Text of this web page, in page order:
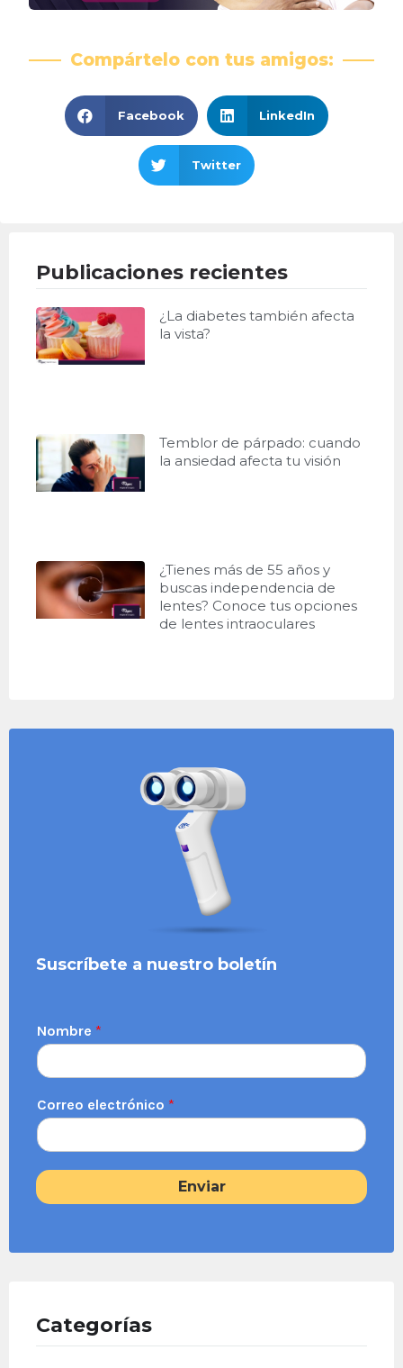
Compártelo con tus amigos:
Facebook LinkedIn
Twitter
Publicaciones recientes
¿La diabetes también afecta
la vista?
Temblor de párpado: cuando
la ansiedad afecta tu visión
¿Tienes más de 55 años y
buscas independencia de
lentes? Conoce tus opciones
de lentes intraoculares
Suscríbete a nuestro boletín
Nombre *
Correo electrónico *
Enviar
Categorías